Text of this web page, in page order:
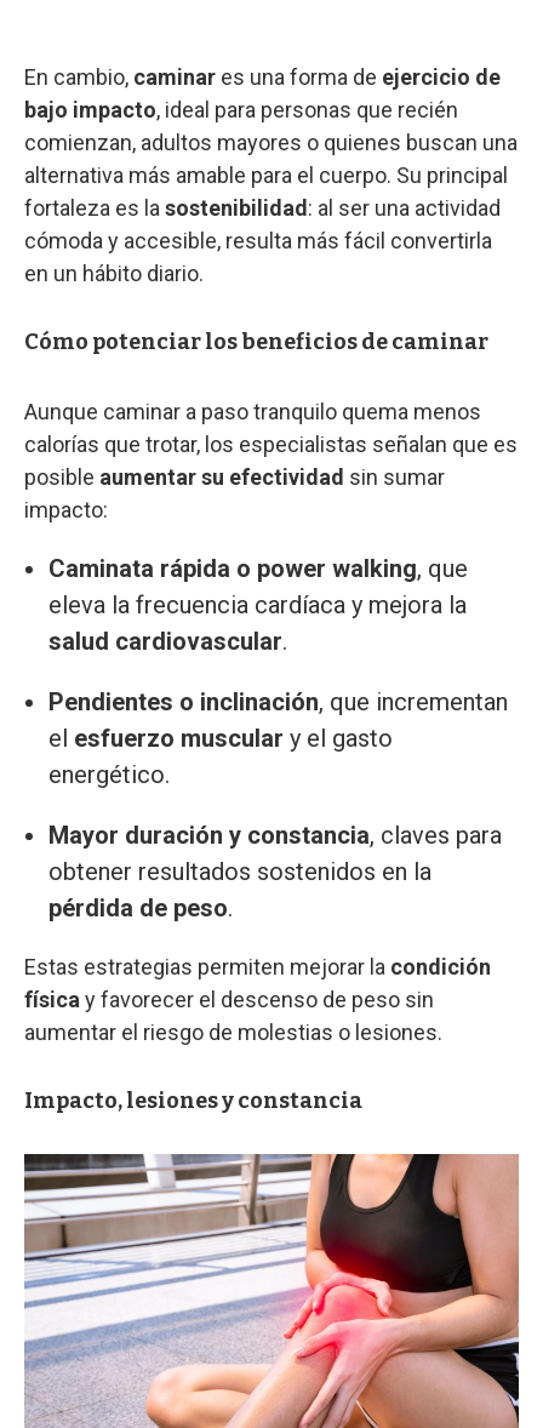
En cambio, caminar es una forma de ejercicio de
bajo impacto, ideal para personas que recién
comienzan, adultos mayores o quienes buscan una
alternativa más amable para el cuerpo. Su principal
fortaleza es la sostenibilidad : al ser una actividad
cómoda y accesible, resulta más fácil convertirla
en un hábito diario.
Cómo potenciar los beneficios de caminar
Aunque caminar a paso tranquilo quema menos
calorías que trotar, los especialistas señalan que es
posible aumentar su efectividad sin sumar
impacto:
Caminata rápida o power walking, que
eleva la frecuencia cardíaca y mejora la
salud cardiovascular.
Pendientes o inclinación, que incrementan
el esfuerzo muscular y el gasto
energético.
Mayor duración y constancia, claves para
obtener resultados sostenidos en la
pérdida de peso.
Estas estrategias permiten mejorar la condición
física y favorecer el descenso de peso sin
aumentar el riesgo de molestias o lesiones.
Impacto, lesiones y constancia